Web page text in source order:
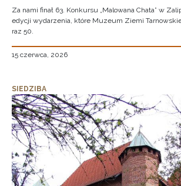
Za nami finał 63. Konkursu „Malowana Chata” w
edycji wydarzenia, które Muzeum Ziemi
raz 50.
15 czerwca, 2026
SIEDZIBA